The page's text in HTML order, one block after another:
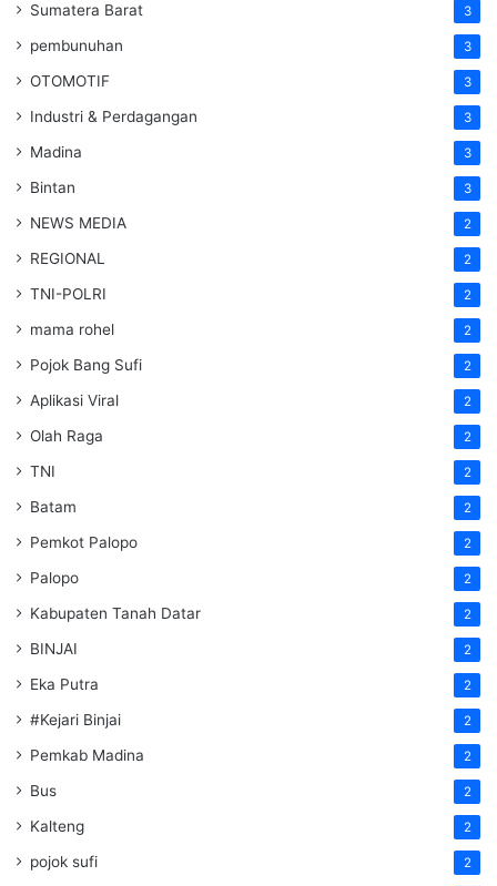
Sumatera Barat 3
pembunuhan 3
OTOMOTIF 3
Industri & Perdagangan 3
Madina 3
Bintan 3
NEWS MEDIA 2
REGIONAL 2
TNI-POLRI 2
mama rohel 2
Pojok Bang Sufi 2
Aplikasi Viral 2
Olah Raga 2
TNI 2
Batam 2
Pemkot Palopo 2
Palopo 2
Kabupaten Tanah Datar 2
BINJAI 2
Eka Putra 2
#Kejari Binjai 2
Pemkab Madina 2
Bus 2
Kalteng 2
pojok sufi 2